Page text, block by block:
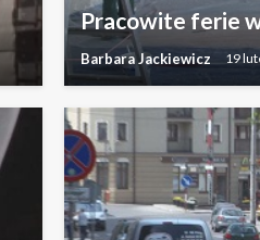
Pracowite ferie
Barbara Jackiewicz 19